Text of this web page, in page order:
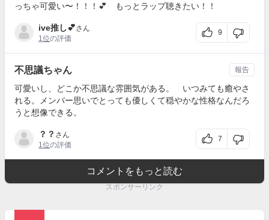
っちゃ可愛い〜！！！💕 もっとラップ聴きたい！！
ive推し💕さん
1位の評価
9
不思議ちゃん
可愛いし、どこか不思議な雰囲気がある。 いつみても癒やさ
れる。メンバー思いでとっても優しくて穏やかな性格なんだろ
うと想像できる。
？？ さん
1位の評価
7
報告
コメントをもっと読む
スポンサーリンク